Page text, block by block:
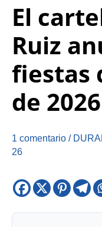
El
Ruiz
fiestas
de 2026
1 comentario /
26